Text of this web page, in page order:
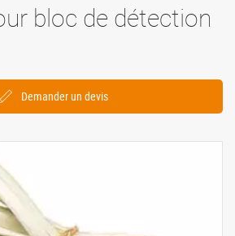
bloc de détection
Demander un devis